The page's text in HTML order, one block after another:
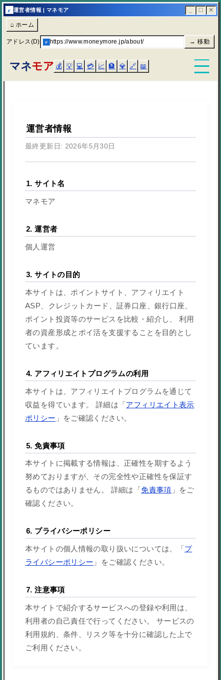
e 運営者情報 | マネモア ☐ ✕
⌂ ホーム
アドレス(D) e https://www.moneymore.jp/about/ → 移動
マネモア 💰 💡 💻 💳 📈 🏦 💎 🔗 📖
運営者情報
最終更新日: 2026年5月30日
1. サイト名
マネモア
2. 運営者
個人運営
3. サイトの目的
本サイトは、ポイントサイト、アフィリエイト
ASP、クレジットカード、証券口座、銀行口座、
ポイント投資等のサービスを比較・紹介し、 利用
者の資産形成とポイ活を支援することを目的とし
ています。
4. アフィリエイトプログラムの利用
本サイトは、アフィリエイトプログラムを通じて
収益を得ています。 詳細は「アフィリエイト表示
ポリシー 」をご確認ください。
5. 免責事項
本サイトに掲載する情報は、正確性を期するよう
努めておりますが、その完全性や正確性を保証す
るものではありません。 詳細は「免責事項 」をご
確認ください。
6. プライバシーポリシー
本サイトの個人情報の取り扱いについては、「プ
ライバシーポリシー 」をご確認ください。
7. 注意事項
本サイトで紹介するサービスへの登録や利用は、
利用者の自己責任で行ってください。 サービスの
利用規約、条件、リスク等を十分に確認した上で
ご利用ください。